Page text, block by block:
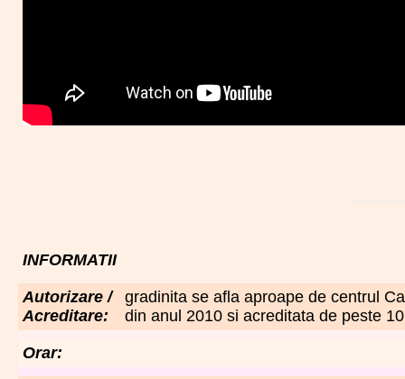
INFORMATII
Autorizare /
Acreditare:
gradinita se afla aproape de centrul
din anul 2010 si acreditata de peste
Orar: